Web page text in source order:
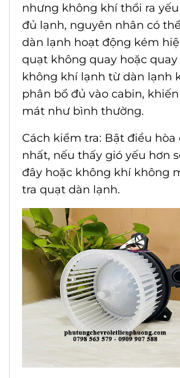
nhưng không khí thổi ra
đủ lạnh, nguyên nhân có
dàn lạnh hoạt động kém
quạt không quay hoặc
không khí lạnh từ dàn lạnh
phân bổ đủ vào cabin,
mát như bình thường.
Cách kiểm tra: Bật điều hòa
nhất, nếu thấy gió yếu hơn
đây hoặc không khí không
tra quạt dàn lạnh.